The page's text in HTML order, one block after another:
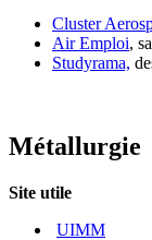
Cluster
Air Emploi,
Studyrama,
Métallurgie
Site utile
UIMM